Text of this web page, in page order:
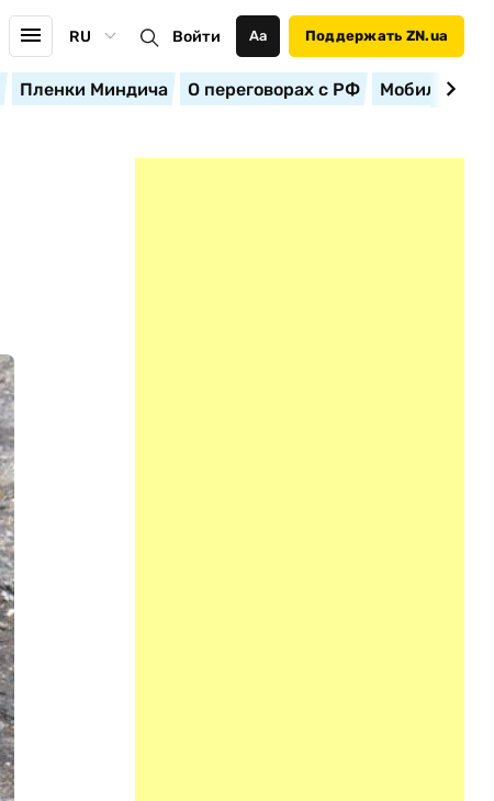
RU Войти Аа Поддержать ZN.ua
Пленки Миндича О переговорах с РФ